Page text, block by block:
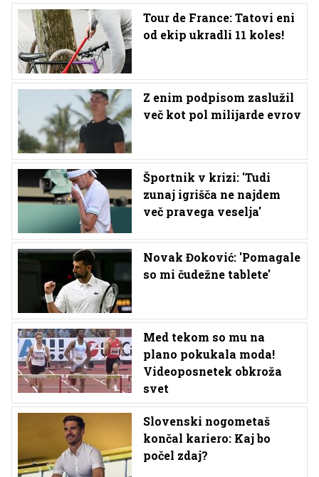
Tour de France: Tatovi eni
od ekip ukradli 11 koles!
Z enim podpisom zaslužil
več kot pol milijarde evrov
Športnik v krizi: 'Tudi
zunaj igrišča ne najdem
več pravega veselja'
Novak Đoković: 'Pomagale
so mi čudežne tablete'
Med tekom so mu na
plano pokukala moda!
Videoposnetek obkroža
svet
Slovenski nogometaš
končal kariero: Kaj bo
počel zdaj?